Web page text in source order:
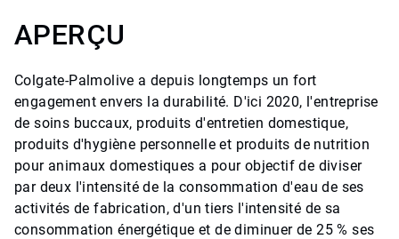
APERÇU
Colgate-Palmolive a depuis longtemps un fort
engagement envers la durabilité. D'ici 2020, l'entreprise
de soins buccaux, produits d'entretien domestique,
produits d'hygiène personnelle et produits de nutrition
pour animaux domestiques a pour objectif de diviser
par deux l'intensité de la consommation d'eau de ses
activités de fabrication, d'un tiers l'intensité de sa
consommation énergétique et de diminuer de 25 % ses